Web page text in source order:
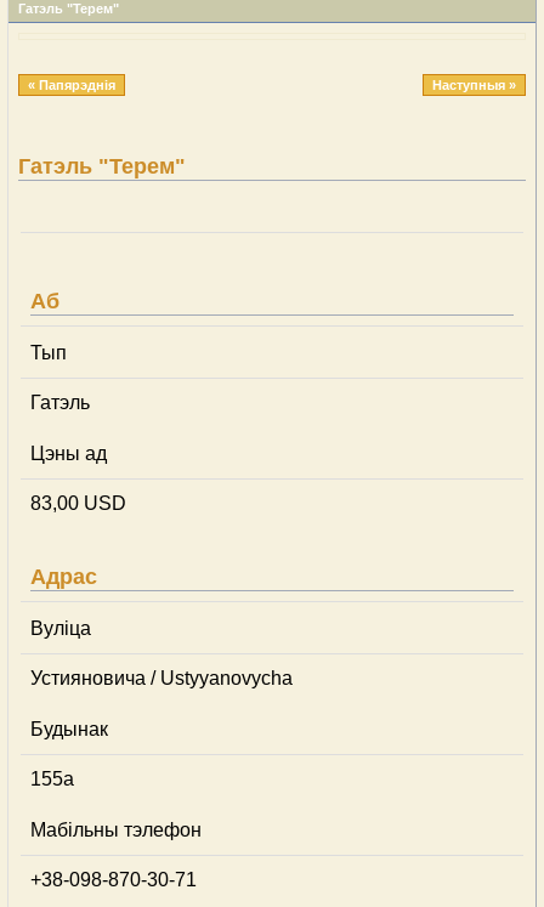
Гатэль "Терем"
« Папярэднія Наступныя »
Гатэль "Терем"
Аб
Тып
Гатэль
Цэны ад
83,00 USD
Адрас
Вуліца
Устияновича / Ustyyanovycha
Будынак
155a
Мабільны тэлефон
+38-098-870-30-71